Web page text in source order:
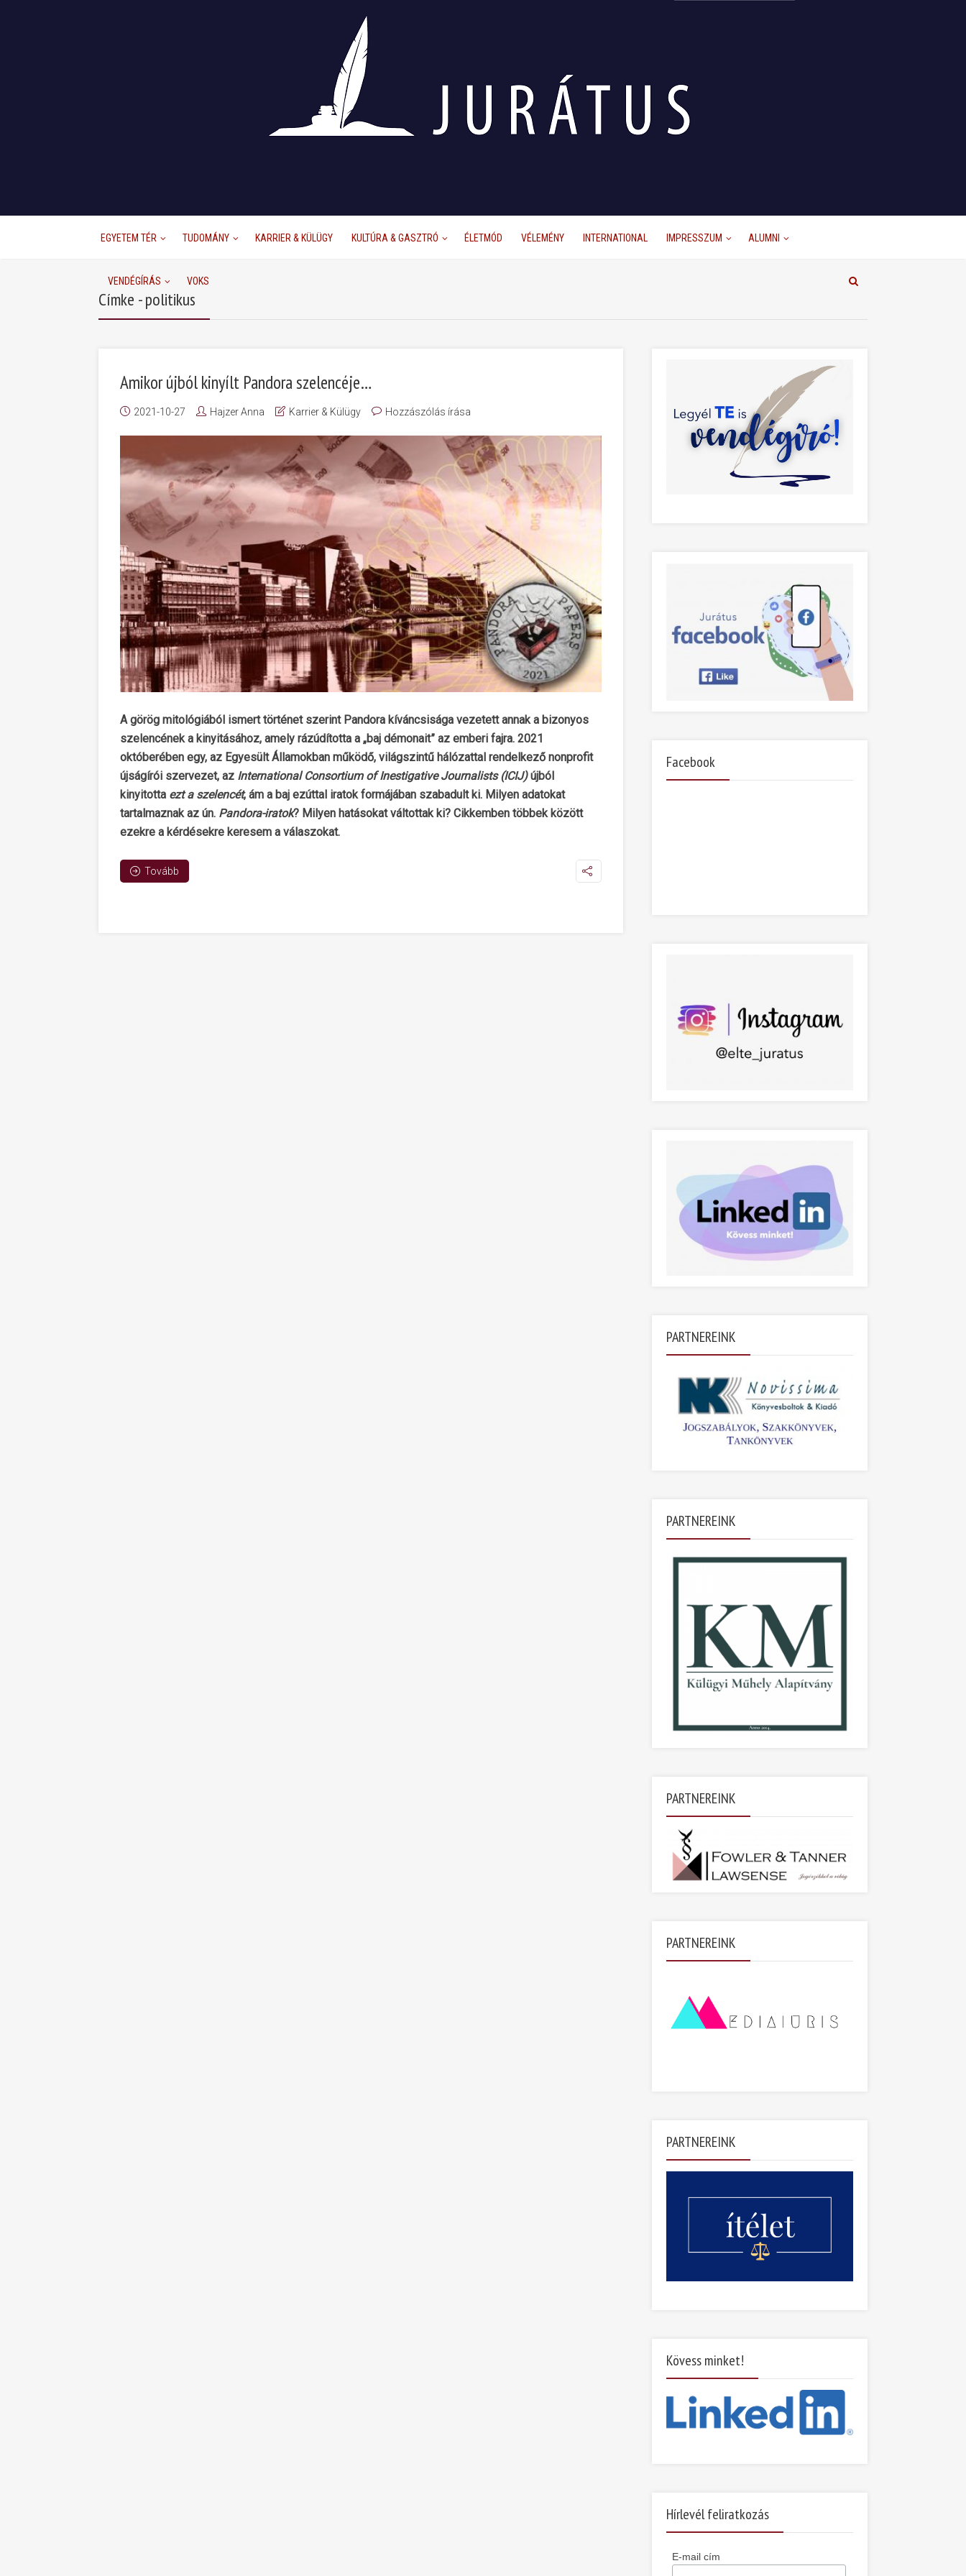
EGYETEM TÉR TUDOMÁNY KARRIER & KÜLÜGY KULTÚRA & GASZTRÓ ÉLETMÓD VÉLEMÉNY INTERNATIONAL IMPRESSZUM ALUMNI
VENDÉGÍRÁS VOKS
Címke - politikus
Amikor újból kinyílt Pandora szelencéje…
2021-10-27 Hajzer Anna Karrier & Külügy Hozzászólás írása
A görög mitológiából ismert történet szerint Pandora kíváncsisága vezetett annak a bizonyos
szelencének a kinyitásához, amely rázúdította a „baj démonait” az emberi fajra. 2021
októberében egy, az Egyesült Államokban működő, világszintű hálózattal rendelkező nonprofit
újságírói szervezet, az International Consortium of Inestigative Journalists (ICIJ)újból
kinyitotta ezt a szelencét, ám a baj ezúttal iratok formájában szabadult ki. Milyen adatokat
tartalmaznak az ún. Pandora-iratok? Milyen hatásokat váltottak ki? Cikkemben többek között
ezekre a kérdésekre keresem a válaszokat.
Tovább
Facebook
PARTNEREINK
PARTNEREINK
PARTNEREINK
PARTNEREINK
PARTNEREINK
Kövess minket!
Hírlevél feliratkozás
E-mail cím